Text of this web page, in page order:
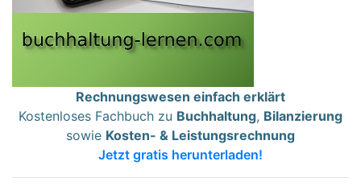
Rechnungswesen einfach erklärt
Kostenloses Fachbuch zu Buchhaltung, Bilanzierung
sowie Kosten- & Leistungsrechnung
Jetzt gratis herunterladen!